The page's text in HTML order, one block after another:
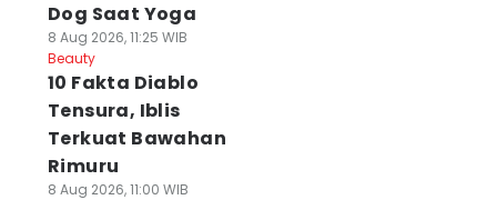
Dog Saat Yoga
8 Aug 2026, 11:25 WIB
Beauty
10 Fakta Diablo
Tensura, Iblis
Terkuat Bawahan
Rimuru
8 Aug 2026, 11:00 WIB